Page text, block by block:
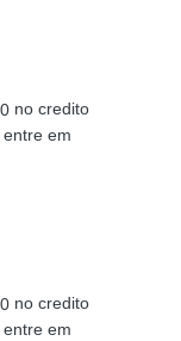
no credito
em
no credito
em